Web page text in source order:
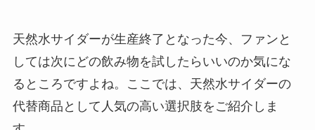
天然水サイダーが生産終了となった今、ファンと
しては次にどの飲み物を試したらいいのか気にな
るところですよね。ここでは、天然水サイダーの
代替商品として人気の高い選択肢をご紹介しま